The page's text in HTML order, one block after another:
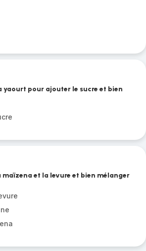
yaourt pour ajouter le sucre et bien
et la levure et bien mélanger